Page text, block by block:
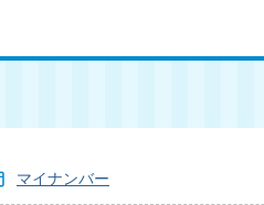
マイナンバー